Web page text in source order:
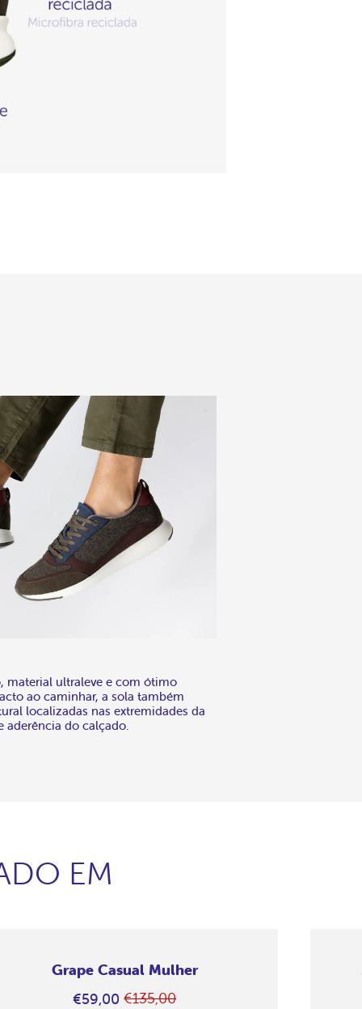
material ultraleve e com ótimo
ao caminhar, a sola também
localizadas nas extremidades da
aderência do calçado.
EM
Grape Casual Mulher
Preço
€59,00 Em
€135,00